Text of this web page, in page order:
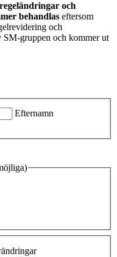
och
behandlas eftersom
och
gruppen och kommer ut
Efternamn